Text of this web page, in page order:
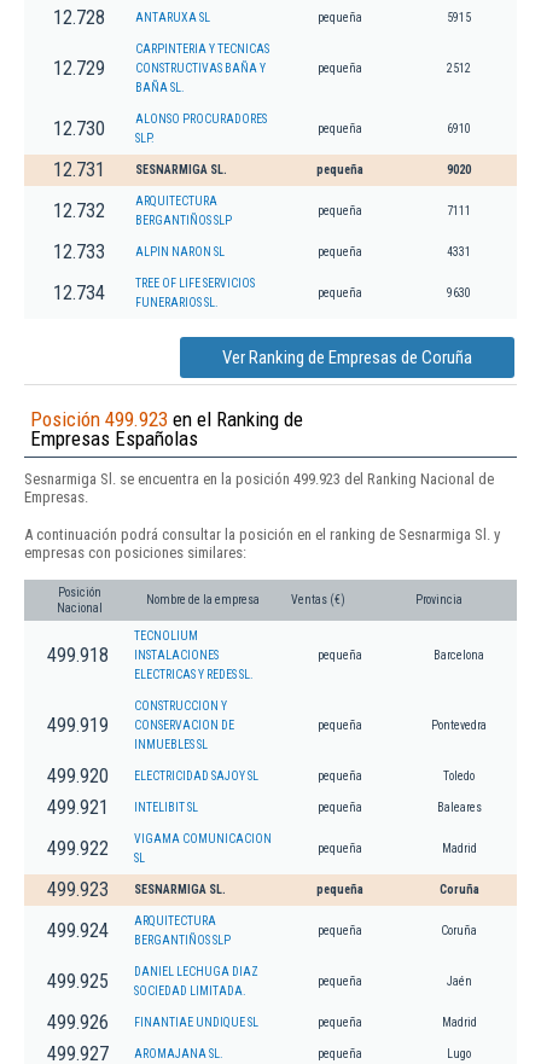
12.728 ANTARUXA SL pequeña 5915
12.729
CARPINTERIA Y TECNICAS
CONSTRUCTIVAS BAÑA Y
BAÑA SL.
pequeña 2512
12.730
ALONSO PROCURADORES
SLP.
pequeña 6910
12.731 SESNARMIGA SL. pequeña 9020
12.732
ARQUITECTURA
BERGANTIÑOS SLP
pequeña 7111
12.733 ALPIN NARON SL pequeña 4331
12.734
TREE OF LIFE SERVICIOS
FUNERARIOS SL.
pequeña 9630
Ver Ranking de Empresas de Coruña
Posición 499.923 en el Ranking de
Empresas Españolas
Sesnarmiga Sl. se encuentra en la posición 499.923 del Ranking Nacional de
Empresas.
A continuación podrá consultar la posición en el ranking de Sesnarmiga Sl. y
empresas con posiciones similares:
Posición
Nacional
Nombre de la empresa Ventas (€) Provincia
499.918
TECNOLIUM
INSTALACIONES
ELECTRICAS Y REDES SL.
pequeña Barcelona
499.919
CONSTRUCCION Y
CONSERVACION DE
INMUEBLES SL
pequeña Pontevedra
499.920 ELECTRICIDAD SAJOY SL pequeña Toledo
499.921 INTELIBIT SL pequeña Baleares
499.922
VIGAMA COMUNICACION
SL
pequeña Madrid
499.923 SESNARMIGA SL. pequeña Coruña
499.924
ARQUITECTURA
BERGANTIÑOS SLP
pequeña Coruña
499.925
DANIEL LECHUGA DIAZ
SOCIEDAD LIMITADA.
pequeña Jaén
499.926 FINANTIAE UNDIQUE SL pequeña Madrid
499.927 AROMAJANA SL. pequeña Lugo